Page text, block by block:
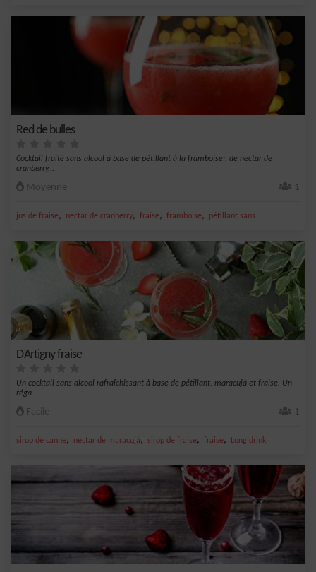
Red de bulles
Cocktail fruité sans alcool à base de pétillant à la framboise;, de nectar de
cranberry...
Moyenne 1
jus de fraise, nectar de cranberry, fraise, framboise, pétillant sans
D’Artigny fraise
Un cocktail sans alcool rafraîchissant à base de pétillant, maracujà et fraise. Un
réga...
Facile 1
sirop de canne, nectar de maracujà, sirop de fraise, fraise, Long drink